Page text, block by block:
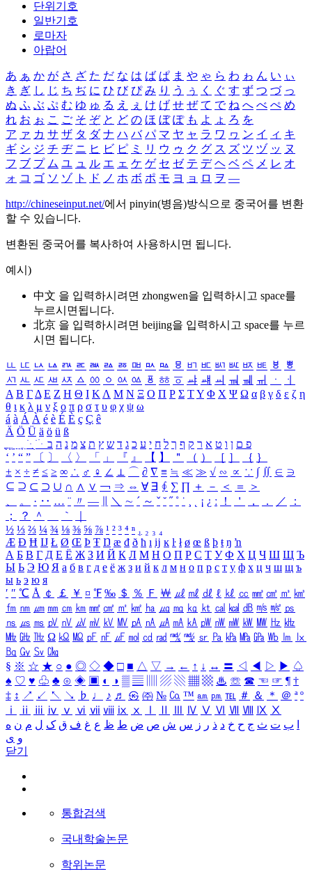
단위기호
일반기호
로마자
아랍어
あ ぁ か が さ ざ た だ な は ば ぱ ま や ゃ ら わ ゎ ん い ぃ
き ぎ し じ ち ぢ に ひ び ぴ み り う ぅ く ぐ す ず つ づ っ
ぬ ふ ぶ ぷ む ゆ ゅ る え ぇ け げ せ ぜ て で ね へ べ ぺ め
れ お ぉ こ ご そ ぞ と ど の ほ ぼ ぽ も よ ょ ろ を
ア ァ カ サ ザ タ ダ ナ ハ バ パ マ ヤ ャ ラ ワ ヮ ン イ ィ キ
ギ シ ジ チ ヂ ニ ヒ ビ ピ ミ リ ウ ゥ ク グ ス ズ ツ ヅ ッ ヌ
フ ブ プ ム ユ ュ ル エ ェ ケ ゲ セ ゼ テ デ ヘ ベ ペ メ レ オ
ォ コ ゴ ソ ゾ ト ド ノ ホ ボ ポ モ ヨ ョ ロ ヲ ―
http://chineseinput.net/에서 pinyin(병음)방식으로 중국어를 변환
할 수 있습니다.
변환된 중국어를 복사하여 사용하시면 됩니다.
예시)
中文 을 입력하시려면 zhongwen을 입력하시고 space를
누르시면됩니다.
北京 을 입력하시려면 beijing을 입력하시고 space를 누르
시면 됩니다.
ㅥ ㅦ ㅧ ㅨ ㅩ ㅪ ㅫ ㅬ ㅭ ㅮ ㅯ ㅰ ㅱ ㅲ ㅳ ㅴ ㅵ ㅶ ㅷ ㅸ
ㅹ
ㅺ ㅻ ㅼ ㅽ ㅾ ㅿ ㆀ ㆁ ㆂ ㆃ ㆄ ㆅ ㆆ ㆇ ㆈ ㆉ ㆊ ㆋ ㆌ ㆍ
ㆎ
Α Β ΓΔ Ε Ζ Η Θ Ι ΚΛ Μ Ν Ξ Ο Π Ρ Σ ΤΥ Φ Χ Ψ Ω α β γ δ ε ζ η
θ ι κ λ μ ν ξ ο π ρ σ τ υ φ χ ψ ω
á à Á À é è É È ç Ç ê
Ä Ö Ü ä ö ü ß
ִֶֹ ֻּ ׁׂ פ ם ן ו ט א ר ק ף ך ל ח י ע כ ג ד ש ץ ת צ מ נ ה ב
‘ ’ “ ” 〔 〕 〈 〉 「 」 『 』 【 】 ＂ （ ） ［ ］ ｛ ｝
± × ÷ ≠ ≤ ≥ ∞ ∴ ♂ ♀ ∠ ⊥ ⌒ ∂ ∇ ≡ ≒ ≪ ≫ √ ∽ ∝ ∵ ∫ ∬ ∈ ∋
⊆ ⊇ ⊂ ⊃ ∪ ∩ ∧ ∨ ￢ ⇒ ⇔ ∀ ∃ ∮ ∑ ∏ ＋ － ＜ ＝
＞
、
。 · ‥ … ¨ 〃 ― ＼ ∼ ´ ～ ˇ ˘ ˝ ˚ ˙ ¸ ¡ ¿ ː ！ ＇ ， ． ／
：
；
？ ＾ ｀
½ ⅓ ⅔ ¼ ¾ ⅛ ⅜ ⅝ ⅞ ¹ ² ³ ⁴ ⁿ ₁ ₂ ₃ ₄
Æ Ð Ħ Ĳ Ł Ø Œ Þ Ŧ Ŋ æ đ ð ħ ı ĳ ĸ ŀ ł ø œ ß þ ŧ ŋ ŉ
А Б В Г Д Е Ё Ж З И Й К Л М Н О П Р С Т У Ф Х Ц Ч Ш Щ Ъ
Ы Ь Э Ю Я а б в г д е ё ж з и й к л м н о п р с т у ф х ц ч ш щ ъ
ы ь э ю я
′ ″ ℃ Å ￠ ￡ ￥ ¤ ℉ ‰ ＄ ％ Ｆ ￦ ㎕ ㎖ ㎗ ℓ ㎘ ㏄ ㎣ ㎤ ㎥ ㎦
㎙ ㎚ ㎛ ㎜ ㎝ ㎞ ㎟ ㎠ ㎡ ㎢ ㏊ ㎍ ㎎ ㎏ ㏏ ㎈ ㎉ ㏈ ㎧ ㎨ ㎰
㎱ ㎲ ㎳ ㎴ ㎵ ㎶ ㎷ ㎸ ㎹ ㎀ ㎁ ㎂ ㎃ ㎄ ㎺ ㎻ ㎽ ㎾ ㎿ ㎐ ㎑
㎒ ㎓ ㎔ Ω ㏀ ㏁ ㎊ ㎋ ㎌ ㏖ ㏅ ㎭ ㎮ ㎯ ㏛ ㎩ ㎪ ㎫ ㎬ ㏝ ㏐
㏓
㏃ ㏉ ㏜ ㏆
§ ※ ☆ ★ ○ ● ◎ ◇ ◆ □ ■ △ ▽ → ← ↑ ↓ ↔ 〓 ◁ ◀ ▷ ▶ ♤
♠ ♡ ♥ ♧ ♣ ⊙ ◈ ▣ ◐ ◑ ▒ ▤ ▨ ▧ ▦ ▩ ♨ ☏ ☎ ☜ ☞ ¶ †
‡ ↕ ↗ ↙ ↖ ↘ ♭ ♩ ♪ ♬ ㉿ ㈜ № ㏇ ™ ㏂ ㏘ ℡ ＃ ＆ ＊ ＠ ª º
ⅰ
ⅱ ⅲ ⅳ ⅴ ⅵ ⅶ ⅷ ⅸ ⅹ Ⅳ Ⅴ Ⅵ Ⅶ Ⅷ Ⅸ Ⅹ
ب ت ث ج ح خ د ذ ر ز س ش ص ض ط ظ ع غ ف ق ک ل م ن ه
و ی
닫기
통합검색
국내학술논문
학위논문